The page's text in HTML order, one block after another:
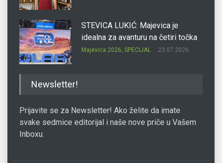
STEVICA LUKIĆ: Majevica je
idealna za avanturu na četiri točka
Majevica 2026, SPECIJAL 23.07.2026.
Newsletter!
Prijavite se za Newsletter! Ako želite da imate
svake sedmice editorijal i naše nove priče u Vašem
Inboxu.